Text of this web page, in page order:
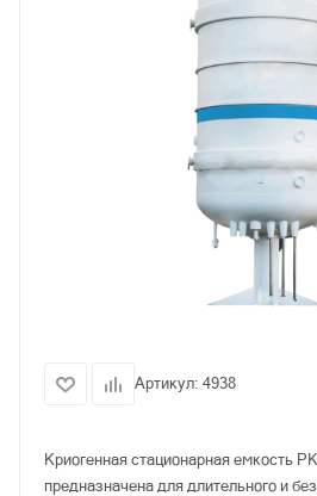
Артикул: 4938
Криогенная стационарная емкость
предназначена для длительного и